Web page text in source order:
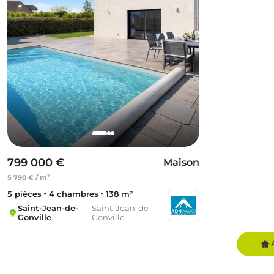
799 000 €
5 790 € / m²
Maison
5 pièces 4 chambres
138 m²
Saint-Jean-de-
Gonville
Saint-Jean-de-
Gonville